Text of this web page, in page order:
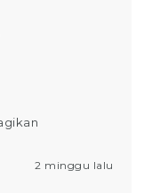
2 minggu lalu